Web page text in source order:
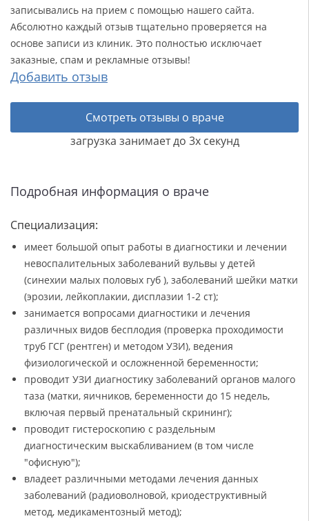
записывались на прием с помощью нашего сайта.
Абсолютно каждый отзыв тщательно проверяется на
основе записи из клиник. Это полностью исключает
заказные, спам и рекламные отзывы!
Добавить отзыв
Смотреть отзывы о враче
загрузка занимает до 3х секунд
Подробная информация о враче
Специализация:
имеет большой опыт работы в диагностики и лечении
невоспалительных заболеваний вульвы у детей
(синехии малых половых губ ), заболеваний шейки матки
(эрозии, лейкоплакии, дисплазии 1-2 ст);
занимается вопросами диагностики и лечения
различных видов бесплодия (проверка проходимости
труб ГСГ (рентген) и методом УЗИ), ведения
физиологической и осложненной беременности;
проводит УЗИ диагностику заболеваний органов малого
таза (матки, яичников, беременности до 15 недель,
включая первый пренатальный скрининг);
проводит гистероскопию с раздельным
диагностическим выскабливанием (в том числе
"офисную");
владеет различными методами лечения данных
заболеваний (радиоволновой, криодеструктивный
метод, медикаментозный метод);